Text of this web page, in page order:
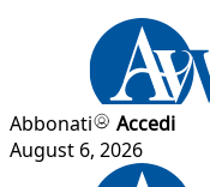
Abbonati
Accedi
August 6, 2026